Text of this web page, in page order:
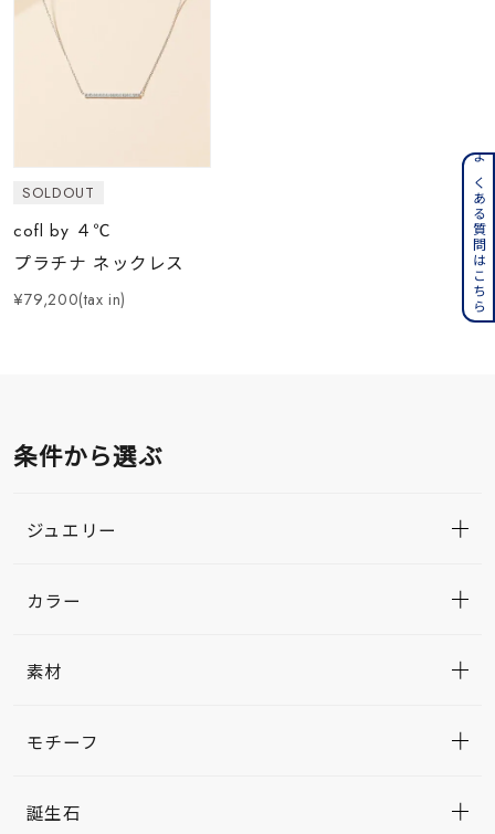
SOLDOUT
cofl by ４℃
プラチナ ネックレス
¥79,200(tax in)
条件から選ぶ
ジュエリー
カラー
素材
モチーフ
誕生石
よくある質問はこちら